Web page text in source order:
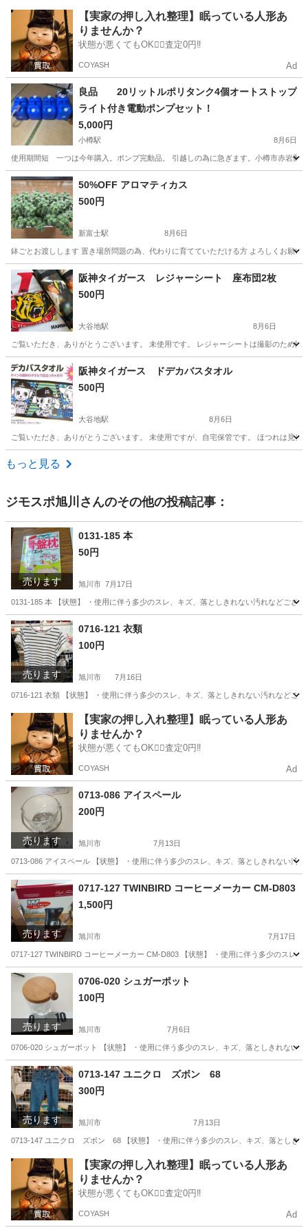
北海道 帯広市 柏林台駅 食器 ニトリ
【実家の押し入れ整理】眠っている人形あ
りませんか？
状態が悪くてもOK🙆‍♀️査定0円‼️
COYASH Ad
良品 20リットルポリタンク4個オートストップ
ライト付き電動ポンプセット！
5,000円
小樽駅 8月6日
使用期間短 一つは今年購入。ポンプ完動品。 引越しの為に急ぎます。小樽市赤岩郵
北海道 小樽市
50%OFF アロマティカス
500円
新富士駅 8月6日
北海道 釧路市 新富士駅 アロマティカス
阪神タイガース レジャーシート 座布団2枚
500円
大谷地駅 8月6日
ご覧いただき、ありがとうございます。 未使用です。 レジャーシートは撮影のため
北海道 札幌市 大谷地駅 その他 レジャーシート
阪神タイガース ドデカバスタオル
500円
大谷地駅 8月6日
ご覧いただき、ありがとうございます。 未使用ですが、自宅保管です。 ほつれは見
北海道 札幌市
もっと見る
ジモスポ旭川 さんのその他の投稿記事：
売ります
0131-185 本
50円
旭川市 7月17日
0131-185 本 【状態】 ・使用に伴う多少のスレ、キズ、落としきれない汚れなどご
北海道 旭川市 本/CD/DVD
売ります
0716-121 衣類
100円
旭川市 7月16日
0716-121 衣類 【状態】 ・使用に伴う多少のスレ、キズ、落としきれない汚れなど
北海道 旭川市 服/ファッション 現地
【実家の押し入れ整理】眠っている人形あ
りませんか？
状態が悪くてもOK🙆‍♀️査定0円‼️
COYASH Ad
売ります
0713-086 アイスペール
200円
旭川市 7月13日
0713-086 アイスペール 【状態】 ・使用に伴う多少のスレ、キズ、落としきれない
北海道 旭川市
売ります
0717-127 TWINBIRD コーヒーメーカー CM-D803
1,500円
旭川市 7月17日
0717-127 TWINBIRD コーヒーメーカー CM-D803 【状態】 ・使用に伴う多少のスレ
北海道 旭川市
売ります
0706-020 シュガーポット
100円
旭川市 7月6日
0706-020 シュガーポット 【状態】 ・使用に伴う多少のスレ、キズ、落としきれな
北海道 旭川市 現地
売ります
0713-147 ユニクロ ズボン 68
300円
旭川市 7月13日
0713-147 ユニクロ ズボン 68 【状態】 ・使用に伴う多少のスレ、キズ、落としき
北海道 旭川市 ジーンズ/デニム ユニクロ
【実家の押し入れ整理】眠っている人形あ
りませんか？
状態が悪くてもOK🙆‍♀️査定0円‼️
COYASH Ad